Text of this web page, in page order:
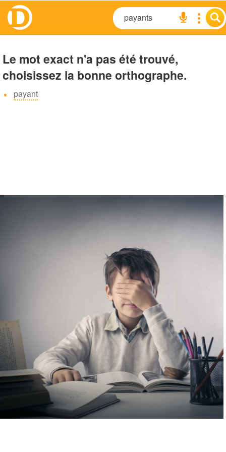
Le mot exact n'a pas été trouvé,
choisissez la bonne orthographe.
payant